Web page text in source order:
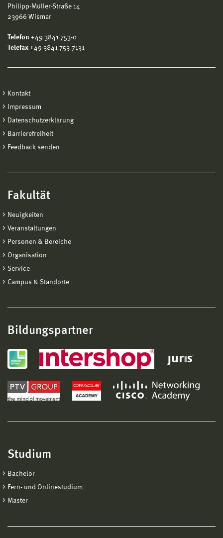
Philipp-Müller-Straße 14
23966 Wismar
Telefon +49 3841 753-0
Telefax +49 3841 753-7131
Kontakt
Impressum
Datenschutzerklärung
Barrierefreiheit
Feedback senden
Fakultät
Neuigkeiten
Veranstaltungen
Personen & Bereiche
Organisation
Service
Campus & Standorte
Bildungspartner
Studium
Bachelor
Fern- und Onlinestudium
Master